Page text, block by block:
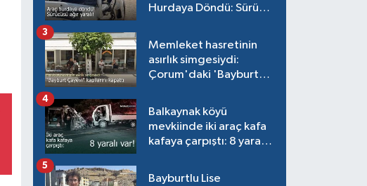
Hurdaya Döndü: Sürücü
Memleket hasretinin
asırlık simgesiydi:
Çorum'daki 'Bayburt
3
Balkaynak köyü
mevkiinde iki araç kafa
kafaya çarpıştı: 8 yaralı
4
Bayburtlu Lise
5